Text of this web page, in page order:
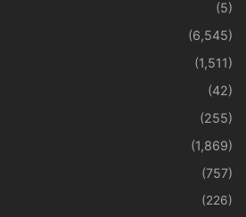
(5)
(6,545)
(1,511)
(42)
(255)
(1,869)
(757)
(226)